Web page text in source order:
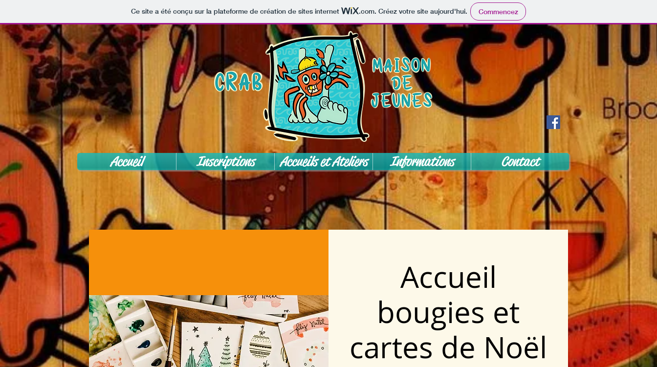
Ce site a été conçu sur la plateforme de création de sites internet .com. Créez votre site aujourd'hui. Commencez
Accueil Inscriptions Accueils et Ateliers Informations Contact
Accueil
bougies et
cartes de Noël